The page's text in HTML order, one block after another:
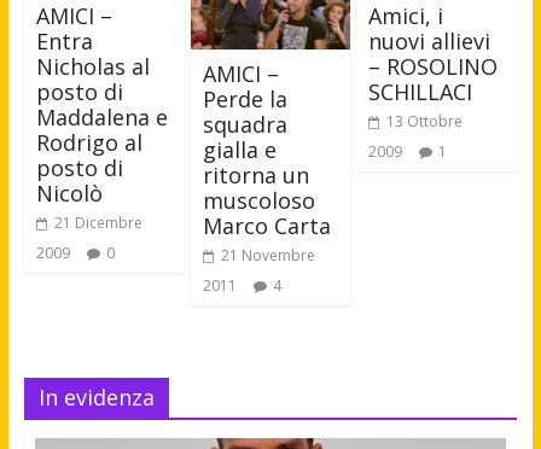
AMICI –
Entra
Nicholas al
posto di
Maddalena e
Rodrigo al
posto di
Nicolò
21 Dicembre
2009
0
AMICI –
Perde la
squadra
gialla e
ritorna un
muscoloso
Marco Carta
21 Novembre
2011
4
Amici, i
nuovi allievi
– ROSOLINO
SCHILLACI
13 Ottobre
2009
1
In evidenza